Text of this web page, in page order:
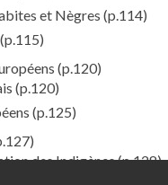
et Nègres (p.114)
(p.115)
(p.120)
(p.120)
(p.125)
des Indigènes(p.128)